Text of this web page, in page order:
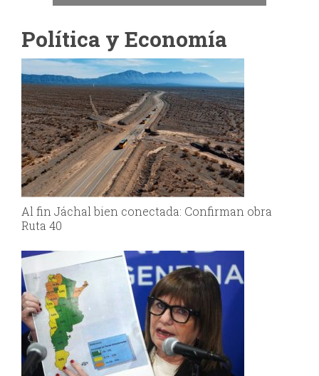
Política y Economía
Al fin Jáchal bien conectada: Confirman obra
Ruta 40